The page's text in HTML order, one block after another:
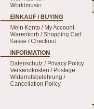
Worldmusic
EINKAUF / BUYING
Mein Konto / My Account
Warenkorb / Shopping Cart
Kasse / Checkout
INFORMATION
Datenschutz / Privacy Policy
Versandkosten / Postage
Widerrufsbelehrung /
Cancellation Policy